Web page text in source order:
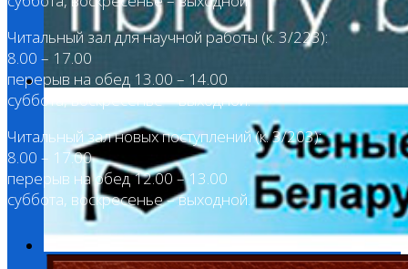
Читальный зал для научной работы (к. 3/223):
8.00 – 17.00
перерыв на обед 13.00 – 14.00
суббота, воскресенье – выходной.
Читальный зал новых поступлений (к. 3/203):
8.00 – 17.00
перерыв на обед 12.00 – 13.00
суббота, воскресенье – выходной.